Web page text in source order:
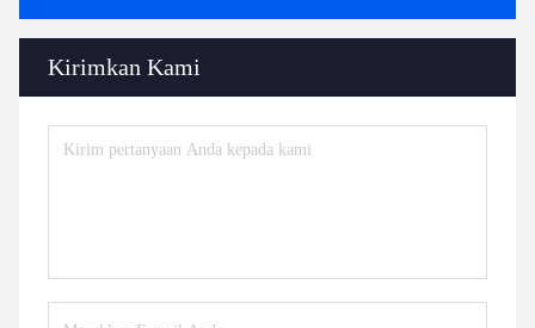
Kirimkan Kami